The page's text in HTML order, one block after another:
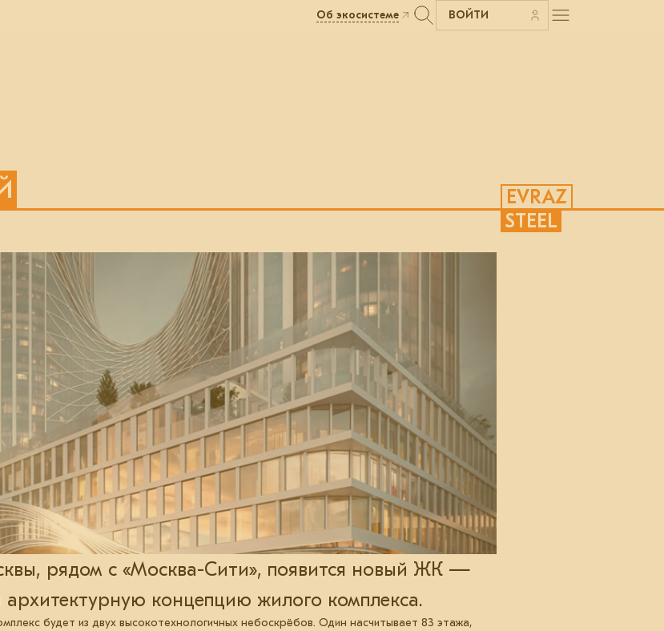
Об экосистеме ВОЙТИ
EVRAZ
STEEL
рядом с «Москва-Сити», появится новый ЖК —
архитектурную концепцию жилого комплекса.
будет из двух высокотехнологичных небоскрёбов. Один насчитывает 83 этажа,